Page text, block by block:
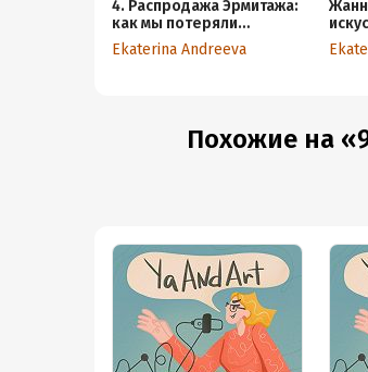
4. Распродажа Эрмитажа:
как мы потеряли
искусство
Ekaterina Andreeva
Похожие на